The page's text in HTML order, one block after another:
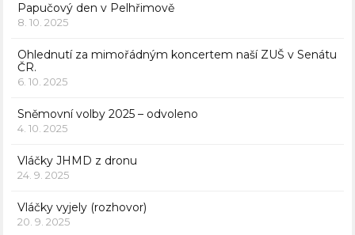
Papučový den v Pelhřimově
8. 10. 2025
Ohlednutí za mimořádným koncertem naší ZUŠ v Senátu
ČR.
6. 10. 2025
Sněmovní volby 2025 – odvoleno
4. 10. 2025
Vláčky JHMD z dronu
24. 9. 2025
Vláčky vyjely (rozhovor)
20. 9. 2025